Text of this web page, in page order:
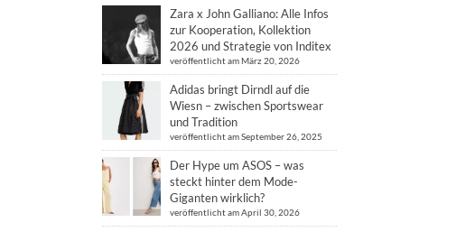
Zara x John Galliano: Alle Infos
zur Kooperation, Kollektion
2026 und Strategie von Inditex
veröffentlicht am März 20, 2026
Adidas bringt Dirndl auf die
Wiesn – zwischen Sportswear
und Tradition
veröffentlicht am September 26, 2025
Der Hype um ASOS – was
steckt hinter dem Mode-
Giganten wirklich?
veröffentlicht am April 30, 2026